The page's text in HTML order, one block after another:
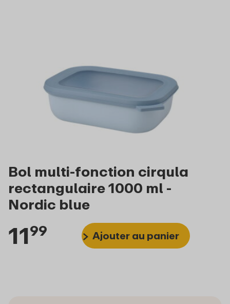
Bol multi-fonction cirqula
rectangulaire 1000 ml -
Nordic blue
1199 Ajouter au panier